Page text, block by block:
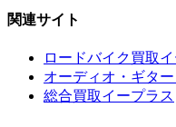
関連サイト
ロードバイク買取
オーディオ・ギタ
総合買取イープラス